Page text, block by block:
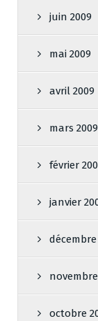
juin 2009
mai 2009
avril 2009
mars 2009
février
janvier
décembre
octobre